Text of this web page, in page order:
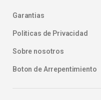
Garantias
Politicas de Privacidad
Sobre nosotros
Boton de Arrepentimiento